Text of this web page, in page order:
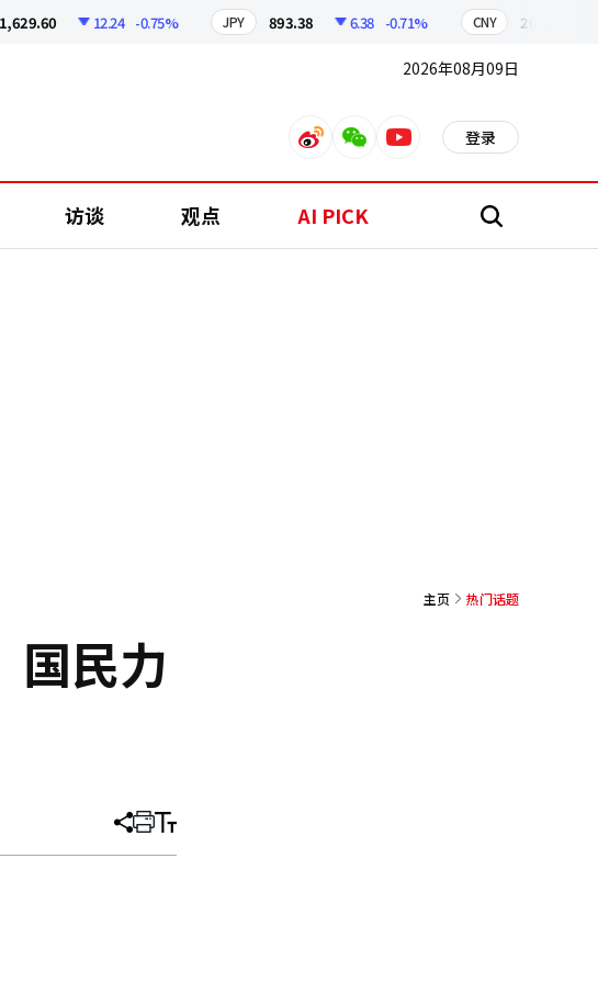
12.24 -0.75% JPY 893.38 6.38 -0.71% CNY 209.17
2026年08月09日
weiboweixinyoutube 登录
访谈 观点 AI PICK 搜
主页 热门话题
国民力
分
文
打 调
大